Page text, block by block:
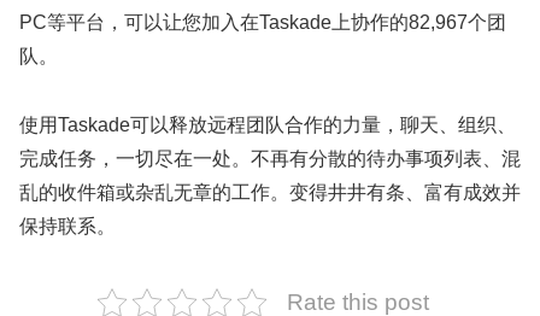
PC等平台，可以让您加入在Taskade上协作的82,967个团
队。
使用Taskade可以释放远程团队合作的力量，聊天、组织、
完成任务，一切尽在一处。不再有分散的待办事项列表、混
乱的收件箱或杂乱无章的工作。变得井井有条、富有成效并
保持联系。
Rate this post